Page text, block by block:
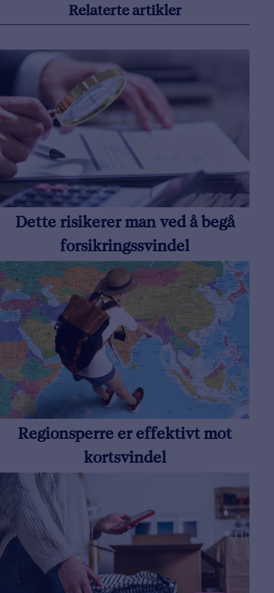
Relaterte artikler
Dette risikerer man ved å begå
forsikringssvindel
Regionsperre er effektivt mot
kortsvindel